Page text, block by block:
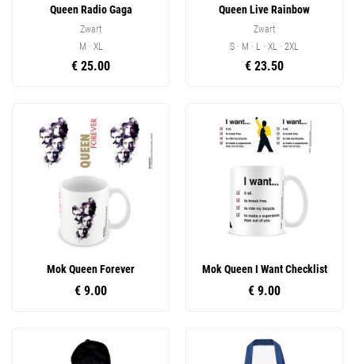
Queen Radio Gaga
Zwart
M · XL
€ 25.00
Queen Live Rainbow
Zwart
S · M · L · XL · 2XL
€ 23.50
Mok Queen Forever
€ 9.00
Mok Queen I Want Checklist
€ 9.00